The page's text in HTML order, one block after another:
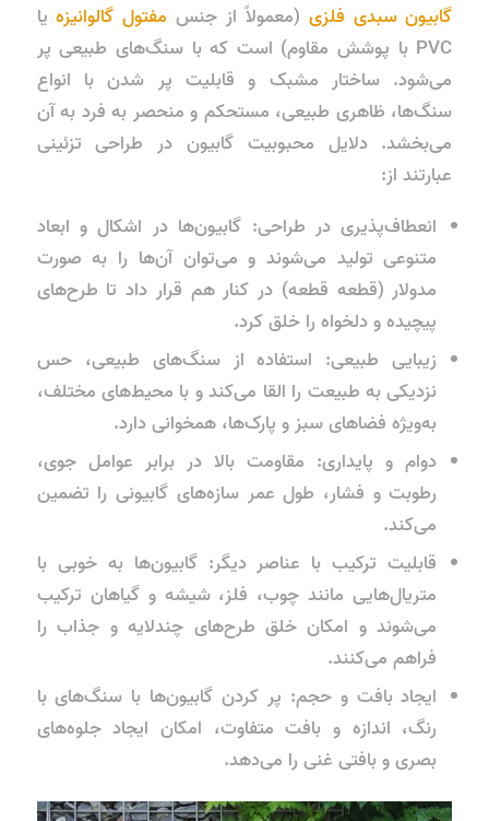
گابیون سبدی فلزی (معمولاً از جنس مفتول گالوانیزهیا
PVC با پوشش مقاوم) است که با سنگ‌های طبیعی پر
می‌شود. ساختار مشبک و قابلیت پر شدن با انواع
سنگ‌ها، ظاهری طبیعی، مستحکم و منحصر به فرد به آن
می‌بخشد. دلایل محبوبیت گابیون در طراحی تزئینی
عبارتند از:
انعطاف‌پذیری در طراحی: گابیون‌ها در اشکال و ابعاد
متنوعی تولید می‌شوند و می‌توان آن‌ها را به صورت
مدولار (قطعه قطعه) در کنار هم قرار داد تا طرح‌های
پیچیده و دلخواه را خلق کرد.
زیبایی طبیعی: استفاده از سنگ‌های طبیعی، حس
نزدیکی به طبیعت را القا می‌کند و با محیط‌های مختلف،
به‌ویژه فضاهای سبز و پارک‌ها، همخوانی دارد.
دوام و پایداری: مقاومت بالا در برابر عوامل جوی،
رطوبت و فشار، طول عمر سازه‌های گابیونی را تضمین
می‌کند.
قابلیت ترکیب با عناصر دیگر: گابیون‌ها به خوبی با
متریال‌هایی مانند چوب، فلز، شیشه و گیاهان ترکیب
می‌شوند و امکان خلق طرح‌های چندلایه و جذاب را
فراهم می‌کنند.
ایجاد بافت و حجم: پر کردن گابیون‌ها با سنگ‌های با
رنگ، اندازه و بافت متفاوت، امکان ایجاد جلوه‌های
بصری و بافتی غنی را می‌دهد.